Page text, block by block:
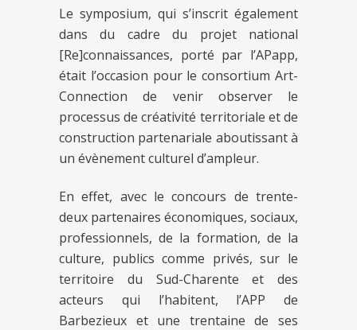
Le symposium, qui s’inscrit également
dans du cadre du projet national
[Re]connaissances, porté par l’APapp,
était l’occasion pour le consortium Art-
Connection de venir observer le
processus de créativité territoriale et de
construction partenariale aboutissant à
un évènement culturel d’ampleur.
En effet, avec le concours de trente-
deux partenaires économiques, sociaux,
professionnels, de la formation, de la
culture, publics comme privés, sur le
territoire du Sud-Charente et des
acteurs qui l’habitent, l’APP de
Barbezieux et une trentaine de ses